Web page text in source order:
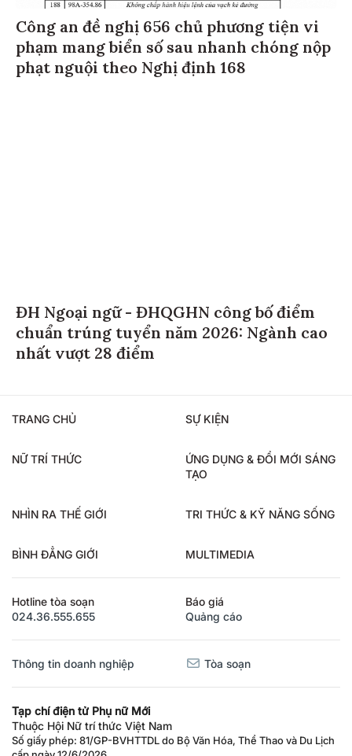
Công an đề nghị 656 chủ phương tiện vi
phạm mang biển số sau nhanh chóng nộp
phạt nguội theo Nghị định 168
ĐH Ngoại ngữ - ĐHQGHN công bố điểm
chuẩn trúng tuyển năm 2026: Ngành cao
nhất vượt 28 điểm
TRANG CHỦ SỰ KIỆN
NỮ TRÍ THỨC
ỨNG DỤNG & ĐỔI MỚI SÁNG
TẠO
NHÌN RA THẾ GIỚI TRI THỨC & KỸ NĂNG SỐNG
BÌNH ĐẲNG GIỚI MULTIMEDIA
Hotline tòa soạn
024.36.555.655
Báo giá
Quảng cáo
Thông tin doanh nghiệp Tòa soạn
Tạp chí điện tử Phụ nữ Mới
Thuộc Hội Nữ trí thức Việt Nam
Số giấy phép: 81/GP-BVHTTDL do Bộ Văn Hóa, Thể Thao và Du Lịch